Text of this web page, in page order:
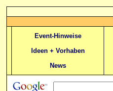
Event-Hinweise
Ideen + Vorhaben
News